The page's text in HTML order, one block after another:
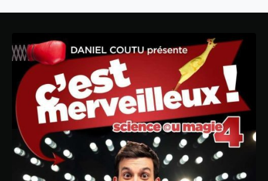
C’est Merveilleux